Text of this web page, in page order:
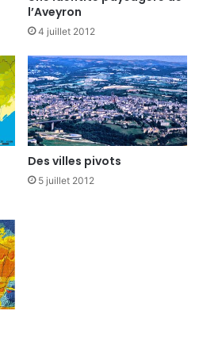
l’Aveyron
4 juillet 2012
Des villes pivots
5 juillet 2012